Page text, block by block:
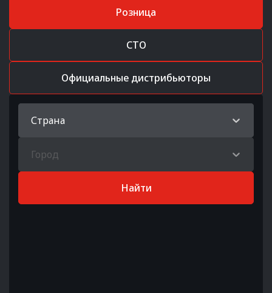
Розница
СТО
Официальные дистрибьюторы
Страна
Город
Найти